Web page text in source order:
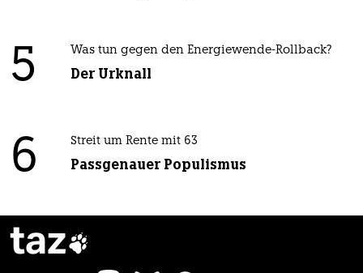
5 Was tun gegen den Energiewende-Rollback?
Der Urknall
6 Streit um Rente mit 63
Passgenauer Populismus
taz